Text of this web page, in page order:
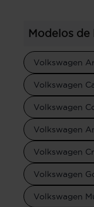
Modelos de
Volkswagen
Volkswagen
Volkswagen
Volkswagen
Volkswagen
Volkswagen
Volkswagen